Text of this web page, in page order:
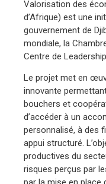
Valorisation des
d’Afrique) est une
gouvernement de
mondiale, la
Centre de
Le projet met en
innovante
bouchers et
d’accéder à un
personnalisé, à des
appui structuré.
productives du
risques perçus par